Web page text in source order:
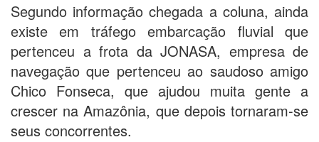
Segundo informação chegada a coluna, ainda
existe em tráfego embarcação fluvial que
pertenceu a frota da JONASA, empresa de
navegação que pertenceu ao saudoso amigo
Chico Fonseca, que ajudou muita gente a
crescer na Amazônia, que depois tornaram-se
seus concorrentes.